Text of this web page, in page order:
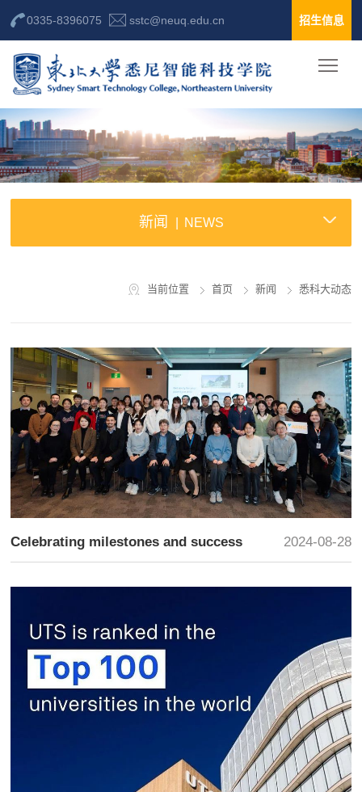
0335-8396075 sstc@neuq.edu.cn 招生信息
新闻 NEWS
当前位置 首页 新闻 悉科大动态
2024-08-28
Celebrating milestones and success